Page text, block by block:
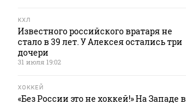
КХЛ
Известного российского вратаря не
стало в 39 лет. У Алексея остались три
дочери
31 июля 19:02
ХОККЕЙ
«Без России это не хоккей!» На Западе в